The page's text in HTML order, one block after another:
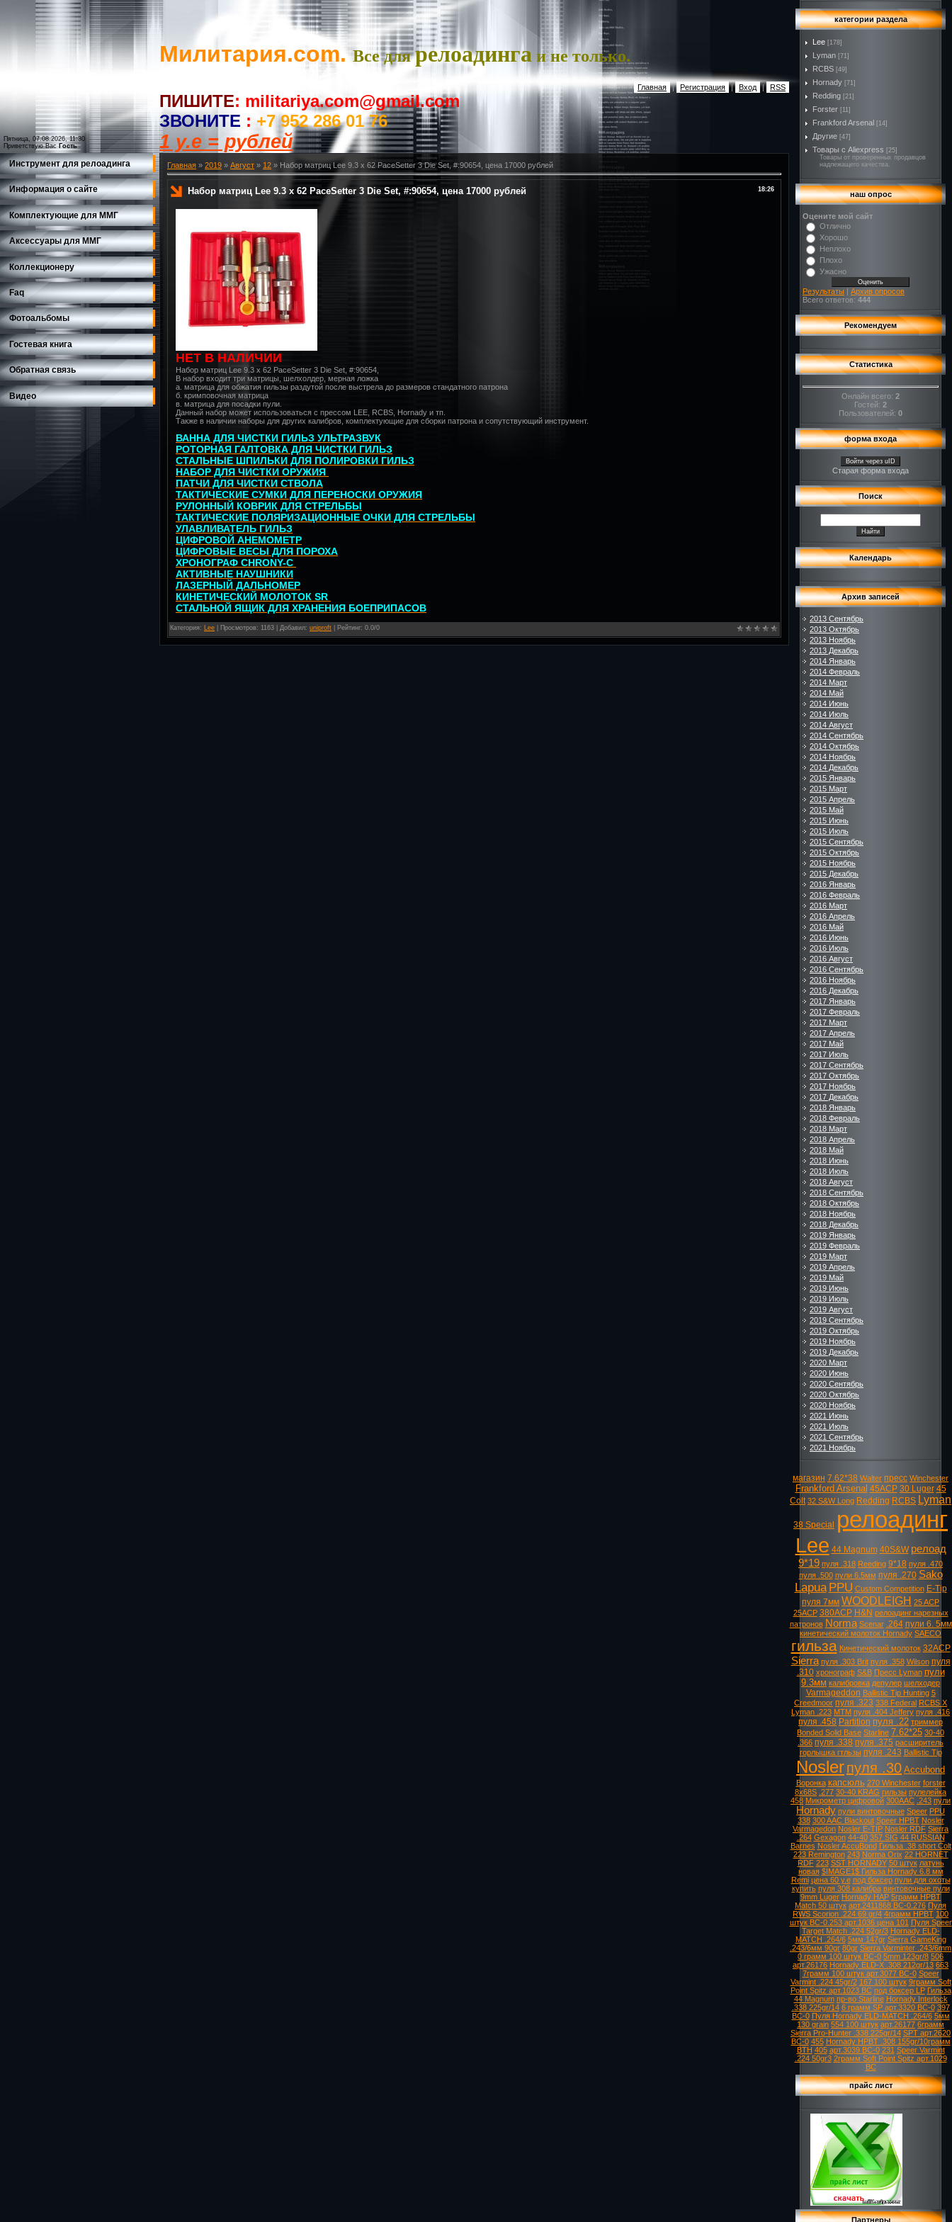
Пятница, 07.08.2026, 11:30
Приветствую Вас Гость
Милитария.com.Все длярелоадинга и не только.
Главная | Регистрация | Вход | RSS
ПИШИТЕ: militariya.com@gmail.com
ЗВОНИТЕ : +7 952 286 01 76
1 у.е = рублей
Инструмент для релоадинга
Информация о сайте
Комплектующие для ММГ
Аксессуары для ММГ
Коллекционеру
Faq
Фотоальбомы
Гостевая книга
Обратная связь
Видео
Главная » 2019 » Август » 12 » Набор матриц Lee 9.3 x 62 PaceSetter 3 Die Set, #:90654, цена 17000 рублей
18:26
Набор матриц Lee 9.3 x 62 PaceSetter 3 Die Set, #:90654, цена 17000 рублей
НЕТ В НАЛИЧИИ
Набор матриц Lee 9.3 x 62 PaceSetter 3 Die Set, #:90654,
В набор входит три матрицы, шелхолдер, мерная ложка
а. матрица для обжатия гильзы раздутой после выстрела до размеров стандатного патрона
б. кримповочная матрица
в. матрица для посадки пули.
Данный набор может использоваться с прессом LEE, RCBS, Hornady и тп.
Также в наличии наборы для других калибров, комплектующие для сборки патрона и сопутствующий инструмент.
ВАННА ДЛЯ ЧИСТКИ ГИЛЬЗ УЛЬТРАЗВУК
РОТОРНАЯ ГАЛТОВКА ДЛЯ ЧИСТКИ ГИЛЬЗ
СТАЛЬНЫЕ ШПИЛЬКИ ДЛЯ ПОЛИРОВКИ ГИЛЬЗ
НАБОР ДЛЯ ЧИСТКИ ОРУЖИЯ
ПАТЧИ ДЛЯ ЧИСТКИ СТВОЛА
ТАКТИЧЕСКИЕ СУМКИ ДЛЯ ПЕРЕНОСКИ ОРУЖИЯ
РУЛОННЫЙ КОВРИК ДЛЯ СТРЕЛЬБЫ
ТАКТИЧЕСКИЕ ПОЛЯРИЗАЦИОННЫЕ ОЧКИ ДЛЯ СТРЕЛЬБЫ
УЛАВЛИВАТЕЛЬ ГИЛЬЗ
ЦИФРОВОЙ АНЕМОМЕТР
ЦИФРОВЫЕ ВЕСЫ ДЛЯ ПОРОХА
ХРОНОГРАФ CHRONY-C
АКТИВНЫЕ НАУШНИКИ
ЛАЗЕРНЫЙ ДАЛЬНОМЕР
КИНЕТИЧЕСКИЙ МОЛОТОК SR
СТАЛЬНОЙ ЯЩИК ДЛЯ ХРАНЕНИЯ БОЕПРИПАСОВ
Категория: Lee Просмотров: 1163 | Добавил: uniproft Рейтинг: 0.0/0
категории раздела
Lee [178]
Lyman [71]
RCBS [49]
Hornady [71]
Redding [21]
Forster [11]
Frankford Arsenal [14]
Другие [47]
Товары с Aliexpress [25]
Товары от проверенных продавцов
надлежащего качества.
наш опрос
Оцените мой сайт
Отлично
Хорошо
Неплохо
Плохо
Ужасно
Результаты | Архив опросов
Всего ответов: 444
Рекомендуем
Статистика
Онлайн всего: 2
Гостей: 2
Пользователей: 0
форма входа
Войти через uID
Старая форма входа
Поиск
Календарь
Архив записей
2013 Сентябрь
2013 Октябрь
2013 Ноябрь
2013 Декабрь
2014 Январь
2014 Февраль
2014 Март
2014 Май
2014 Июнь
2014 Июль
2014 Август
2014 Сентябрь
2014 Октябрь
2014 Ноябрь
2014 Декабрь
2015 Январь
2015 Март
2015 Апрель
2015 Май
2015 Июнь
2015 Июль
2015 Сентябрь
2015 Октябрь
2015 Ноябрь
2015 Декабрь
2016 Январь
2016 Февраль
2016 Март
2016 Апрель
2016 Май
2016 Июнь
2016 Июль
2016 Август
2016 Сентябрь
2016 Ноябрь
2016 Декабрь
2017 Январь
2017 Февраль
2017 Март
2017 Апрель
2017 Май
2017 Июль
2017 Сентябрь
2017 Октябрь
2017 Ноябрь
2017 Декабрь
2018 Январь
2018 Февраль
2018 Март
2018 Апрель
2018 Май
2018 Июнь
2018 Июль
2018 Август
2018 Сентябрь
2018 Октябрь
2018 Ноябрь
2018 Декабрь
2019 Январь
2019 Февраль
2019 Март
2019 Апрель
2019 Май
2019 Июнь
2019 Июль
2019 Август
2019 Сентябрь
2019 Октябрь
2019 Ноябрь
2019 Декабрь
2020 Март
2020 Июнь
2020 Сентябрь
2020 Октябрь
2020 Ноябрь
2021 Июнь
2021 Июль
2021 Сентябрь
2021 Ноябрь
магазин 7.62*38 Walter пресс Winchester
Frankford Arsenal 45ACP 30 Luger 45
Colt 32 S&W Long Redding RCBS Lyman
38 Special релоадинг
Lee 44 Magnum 40S&W релоад
9*19 пуля .318 Reeding 9*18 пуля .470
пуля .500 пули 6.5мм пуля .270 Sako
Lapua PPU Custom Competition E-Tip
пуля 7мм WOODLEIGH 25 ACP
25ACP 380ACP H&N релоадинг нарезных
патронов Norma Scenar .264 пули 6. 5мм
кинетический молоток Hornady SAECO
гильза Кинетический молоток 32ACP
Sierra пуля .303 Brit пуля .358 Wilson пуля
.310 хронограф S&B Пресс Lyman пули
9.3мм калибровка депулер шелходер
Varmageddon Ballistic Tip Hunting 5
Creedmoor пуля .323 338 Federal RCBS X
Lyman .223 MTM пуля .404 Jeffery пуля .416
пуля .458 Partition пуля .22 триммер
Bonded Solid Base Starline 7.62*25 30-40
.366 пуля .338 пуля .375 расширитель
горлышка гтльзы пуля .243 Ballistic Tip
Noslerпуля .30 Accubond
Воронка капсюль 270 Winchester forster
8х68S .277 30-40 KRAG гильзы пулелейка
458 Микрометр цифровой 300AAC .243 пули
Hornady пули винтовочные Speer PPU
338 300 AAC Blackout Speer HPBT Nosler
Varmagedon Nosler E-TIP Nosler RDF Sierra
.264 Gexagon 44-40 357 SIG 44 RUSSIAN
Barnes Nosler AccuBond Гильза .38 short Colt
223 Remington 243 Norma Orix 22 HORNET
RDF 223 SST HORNADY 50 штук латунь
новая $IMAGE1$ Гильза Hornady 6.8 мм
Remi цена 60 у.е под боксер пули для охоты
купить пуля 308 калибра винтовочные пули
9mm Luger Hornady HAP 5грамм HPBT
Match 50 штук арт.2411868 ВС-0.276 Пуля
RWS Scorion .224 69 gr/4 4грамм HPBT 100
штук ВС-0.253 арт.1036 цена 101 Пуля Speer
Target Match .224 52gr/3 Hornady ELD-
MATCH .264/6 5мм 147gr Sierra GameKing
.243/6мм 90gr 80gr Sierra Varminter .243/6mm
0 грамм 100 штук ВС-0 5mm 123gr/8 506
арт.26176 Hornady ELD-X .308 212gr/13 663
7грамм 100 штук арт.3077 ВС-0 Speer
Varmint .224 45gr/2 167 100 штук 9грамм Soft
Point Spitz арт.1023 ВС под боксер LP Гильза
44 Magnum пр-во Starline Hornady Interlock
.338 225gr/14 6 грамм SP арт.3320 ВС-0 397
ВС-0 Пуля Hornady ELD-MATCH .264/6 5мм
130 grain 554 100 штук арт.26177 6грамм
Sierra Pro-Hunter .338 225gr/14 SPT арт.2620
ВС-0 455 Hornady HPBT .308 155gr/10грамм
BTH 405 арт.3039 ВС-0 231 Speer Varmint
.224 50gr3 2грамм Soft Point Spitz арт.1029
ВС
прайс лист
Партнеры